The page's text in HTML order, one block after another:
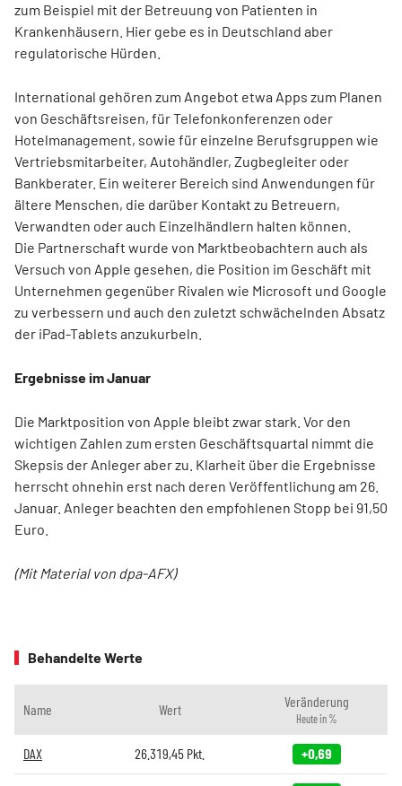
zum Beispiel mit der Betreuung von Patienten in
Krankenhäusern. Hier gebe es in Deutschland aber
regulatorische Hürden.
International gehören zum Angebot etwa Apps zum Planen
von Geschäftsreisen, für Telefonkonferenzen oder
Hotelmanagement, sowie für einzelne Berufsgruppen wie
Vertriebsmitarbeiter, Autohändler, Zugbegleiter oder
Bankberater. Ein weiterer Bereich sind Anwendungen für
ältere Menschen, die darüber Kontakt zu Betreuern,
Verwandten oder auch Einzelhändlern halten können.
Die Partnerschaft wurde von Marktbeobachtern auch als
Versuch von Apple gesehen, die Position im Geschäft mit
Unternehmen gegenüber Rivalen wie Microsoft und Google
zu verbessern und auch den zuletzt schwächelnden Absatz
der iPad-Tablets anzukurbeln.
Ergebnisse im Januar
Die Marktposition von Apple bleibt zwar stark. Vor den
wichtigen Zahlen zum ersten Geschäftsquartal nimmt die
Skepsis der Anleger aber zu. Klarheit über die Ergebnisse
herrscht ohnehin erst nach deren Veröffentlichung am 26.
Januar. Anleger beachten den empfohlenen Stopp bei 91,50
Euro.
(Mit Material von dpa-AFX)
Behandelte Werte
Name Wert Veränderung
Heute in %
DAX 26.319,45 Pkt. +0,69